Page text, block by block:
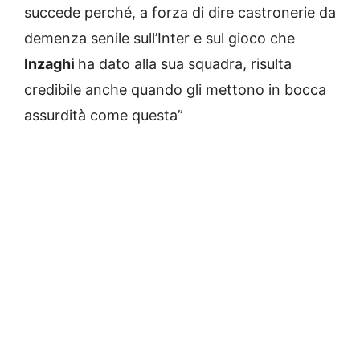
succede perché, a forza di dire castronerie da
demenza senile sull’Inter e sul gioco che
Inzaghi ha dato alla sua squadra, risulta
credibile anche quando gli mettono in bocca
assurdità come questa”